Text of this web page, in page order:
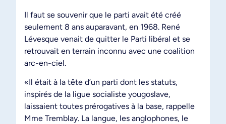
Il faut se souvenir que le parti avait été créé
seulement 8 ans auparavant, en 1968. René
Lévesque venait de quitter le Parti libéral et se
retrouvait en terrain inconnu avec une coalition
arc-en-ciel.
«Il était à la tête d’un parti dont les statuts,
inspirés de la ligue socialiste yougoslave,
laissaient toutes prérogatives à la base, rappelle
Mme Tremblay. La langue, les anglophones, le